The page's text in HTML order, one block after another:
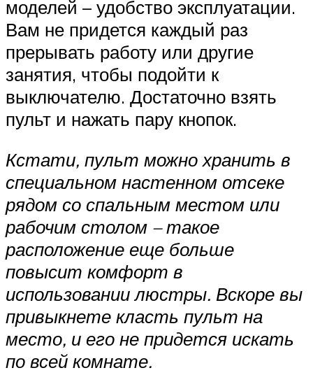
моделей – удобство эксплуатации.
Вам не придется каждый раз
прерывать работу или другие
занятия, чтобы подойти к
выключателю. Достаточно взять
пульт и нажать пару кнопок.
Кстати, пульт можно хранить в
специальном настенном отсеке
рядом со спальным местом или
рабочим столом – такое
расположение еще больше
повысит комфорт в
использовании люстры. Вскоре вы
привыкнете класть пульт на
место, и его не придется искать
по всей комнате.